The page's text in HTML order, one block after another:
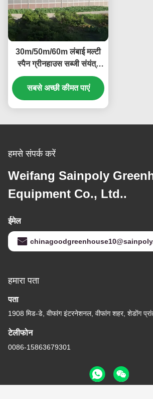
30m/50m/60m लंबाई मल्टी
स्पैन ग्रीनहाउस सब्जी संयंत्र
प्लास्टिक फिल्म ग्रीनहाउस
सबसे अच्छी कीमत पाएं
हमसे संपर्क करें
Weifang Sainpoly
Equipment Co., Ltd..
ईमेल
हमारा पता
पता
1908 मिड-डे, वीफांग इंटरनेशनल, वीफांग शहर, शेडोंग
टेलीफोन
0086-15863679301